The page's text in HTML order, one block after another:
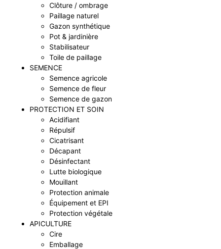
Clôture / ombrage
Paillage naturel
Gazon synthétique
Pot & jardinière
Stabilisateur
Toile de paillage
SEMENCE
Semence agricole
Semence de fleur
Semence de gazon
PROTECTION ET SOIN
Acidifiant
Répulsif
Cicatrisant
Décapant
Désinfectant
Lutte biologique
Mouillant
Protection animale
Équipement et EPI
Protection végétale
APICULTURE
Cire
Emballage